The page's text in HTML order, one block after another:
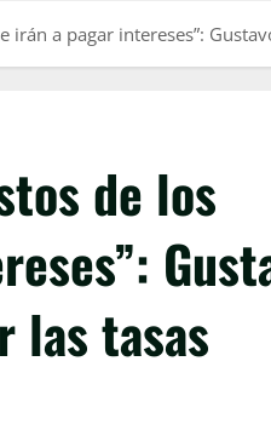
a pagar intereses”:
de los
las tasas